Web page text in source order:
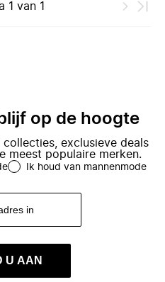
1 van 1
op de hoogte
exclusieve deals
meest populaire merken.
Ik houd van mannenmode
U AAN